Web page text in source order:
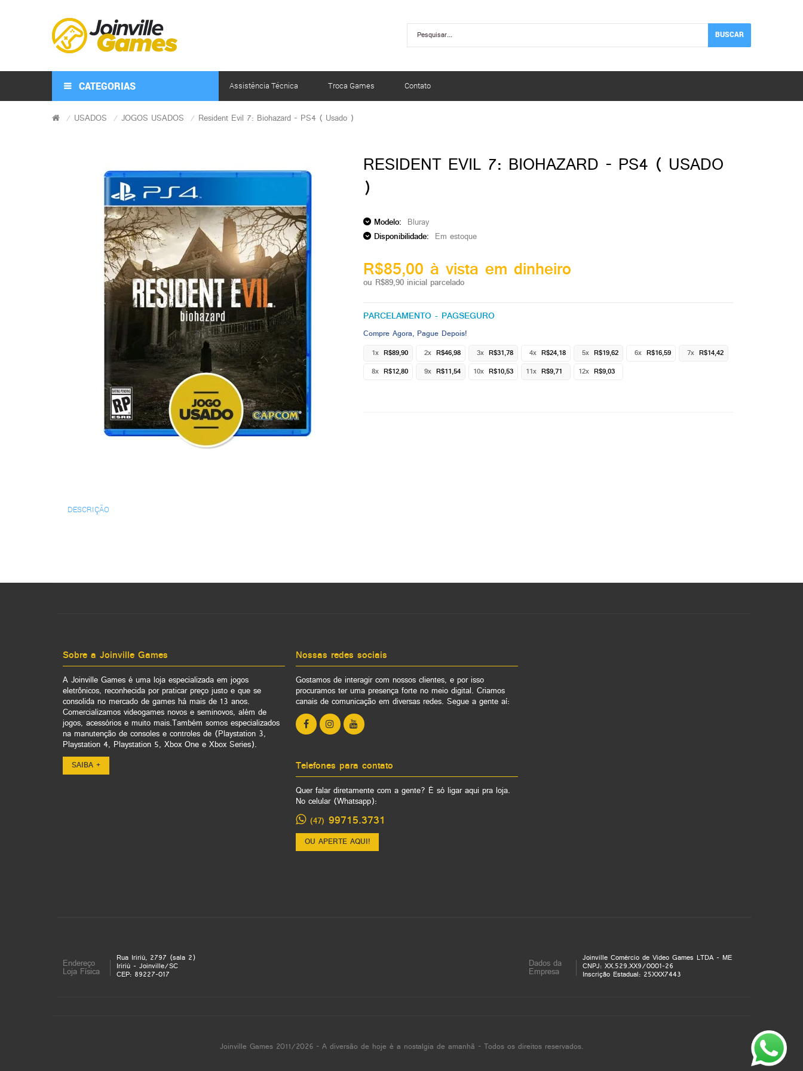
BUSCAR
CATEGORIAS Assistência Técnica Troca Games Contato
USADOS JOGOS USADOS Resident Evil 7: Biohazard - PS4 ( Usado )
RESIDENT EVIL 7: BIOHAZARD - PS4 ( USADO
)
Modelo: Bluray
Disponibilidade: Em estoque
R$85,00 à vista em dinheiro
ou R$89,90 inicial parcelado
PARCELAMENTO - PAGSEGURO
Compre Agora, Pague Depois!
1x R$89,90 2x R$46,98 3x R$31,78 4x R$24,18 5x R$19,62 6x R$16,59 7x R$14,42
8x R$12,80 9x R$11,54 10x R$10,53 11x R$9,71 12x R$9,03
DESCRIÇÃO
Sobre a Joinville Games
A Joinville Games é uma loja especializada em jogos
eletrônicos, reconhecida por praticar preço justo e que se
consolida no mercado de games há mais de 13 anos.
Comercializamos videogames novos e seminovos, além de
jogos, acessórios e muito mais.Também somos especializados
na manutenção de consoles e controles de (Playstation 3,
Playstation 4, Playstation 5, Xbox One e Xbox Series).
SAIBA +
Nossas redes sociais
Gostamos de interagir com nossos clientes, e por isso
procuramos ter uma presença forte no meio digital. Criamos
canais de comunicação em diversas redes. Segue a gente aí:
Telefones para contato
Quer falar diretamente com a gente? É só ligar aqui pra loja.
No celular (Whatsapp):
(47) 99715.3731
OU APERTE AQUI!
Endereço
Loja Física
Rua Iririú, 2797 (sala 2)
Iririú - Joinville/SC
CEP: 89227-017
Dados da
Empresa
Joinville Comércio de Video Games LTDA - ME
CNPJ: XX.529.XX9/0001-26
Inscrição Estadual: 25XXX7443
Joinville Games 2011/2026 - A diversão de hoje é a nostalgia de amanhã - Todos os direitos reservados.